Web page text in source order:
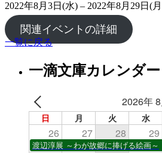
2022年8月3日(水) – 2022年8月29日(
関連イベントの詳細
一覧に戻る
一滴文庫カレンダー
2026年 8
日 月 火 水
26 27 28 29
渡辺淳展 ～わが故郷に捧げる絵画～